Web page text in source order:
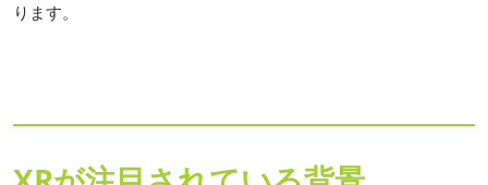
ります。